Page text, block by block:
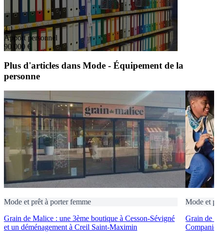
4,1
Apport personnel
90 000 €
Plus d'articles dans Mode - Équipement de la
personne
Mode et prêt à porter femme
Grain de Malice : une 3ème boutique à Cesson-Sévigné
et un déménagement à Creil Saint-Maximin
Mode et
Grain de